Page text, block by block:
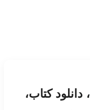
، دانلود کتاب،